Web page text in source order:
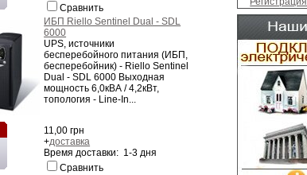
Сравнить
ИБП Riello Sentinel Dual - SDL
6000
UPS, источники
бесперебойного питания (ИБП,
бесперебойник) - Riello Sentinel
Dual - SDL 6000 Выходная
мощность 6,0кВА / 4,2кВт,
топология - Line-In...
11,00 грн
+доставка
Время доставки: 1-3 дня
Сравнить